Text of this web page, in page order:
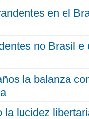
en el
no Brasil e
la balanza
la lucidez